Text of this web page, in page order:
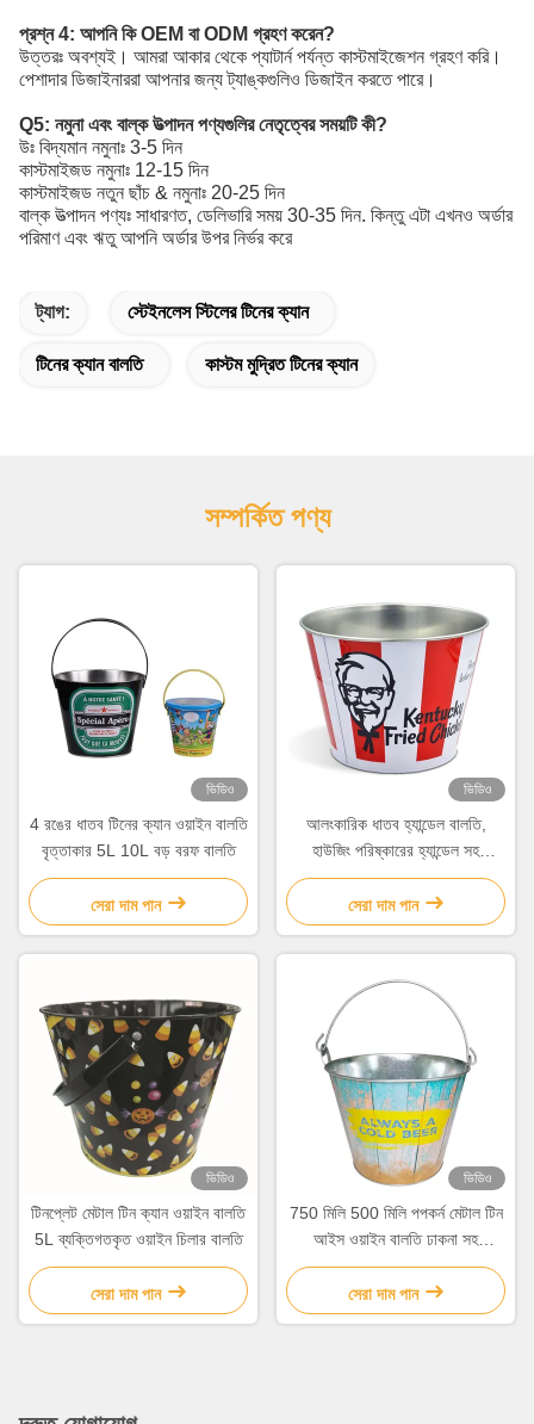
প্রশ্ন 4: আপনি কি OEM বা ODM গ্রহণ করেন?
উত্তরঃ অবশ্যই। আমরা আকার থেকে প্যাটার্ন পর্যন্ত কাস্টমাইজেশন গ্রহণ করি।
পেশাদার ডিজাইনাররা আপনার জন্য ট্যাঙ্কগুলিও ডিজাইন করতে পারে।
Q5: নমুনা এবং বাল্ক উত্পাদন পণ্যগুলির নেতৃত্বের সময়টি কী?
উঃ বিদ্যমান নমুনাঃ 3-5 দিন
কাস্টমাইজড নমুনাঃ 12-15 দিন
কাস্টমাইজড নতুন ছাঁচ & নমুনাঃ 20-25 দিন
বাল্ক উত্পাদন পণ্যঃ সাধারণত, ডেলিভারি সময় 30-35 দিন. কিন্তু এটা এখনও অর্ডার
পরিমাণ এবং ঋতু আপনি অর্ডার উপর নির্ভর করে
ট্যাগ: স্টেইনলেস স্টিলের টিনের ক্যান
টিনের ক্যান বালতি কাস্টম মুদ্রিত টিনের ক্যান
সম্পর্কিত পণ্য
ভিডিও
4 রঙের ধাতব টিনের ক্যান ওয়াইন বালতি
বৃত্তাকার 5L 10L বড় বরফ বালতি
সেরা দাম পান
ভিডিও
আলংকারিক ধাতব হ্যান্ডেল বালতি,
হাউজিং পরিষ্কারের হ্যান্ডেল সহ
গ্যালভানাইজড বালতি
সেরা দাম পান
ভিডিও
টিনপ্লেট মেটাল টিন ক্যান ওয়াইন বালতি
5L ব্যক্তিগতকৃত ওয়াইন চিলার বালতি
সেরা দাম পান
ভিডিও
750 মিলি 500 মিলি পপকর্ন মেটাল টিন
আইস ওয়াইন বালতি ঢাকনা সহ
গ্যালভানাইজড বালতি
সেরা দাম পান